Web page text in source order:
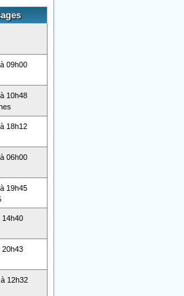
09h00
10h48
18h12
06h00
19h45
14h40
20h43
12h32